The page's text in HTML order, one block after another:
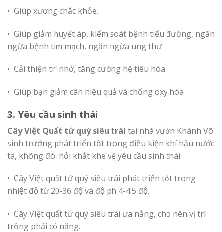
• Giúp xương chắc khỏe.
• Giúp giảm huyết áp, kiểm soát bệnh tiểu đường, ngăn
ngừa bệnh tim mạch, ngăn ngừa ung thư
• Cải thiện trí nhớ, tăng cường hệ tiêu hóa
• Giúp bạn giảm cân hiệu quả và chống oxy hóa
3. Yêu cầu sinh thái
Cây Việt Quất tứ quý siêu trái tại nhà vườn Khánh Võ
sinh trưởng phát triển tốt trong điều kiện khí hậu nước
ta, không đòi hỏi khắt khe về yêu cầu sinh thái.
• Cây Việt quất tứ quý siêu trái phát triển tốt trong
nhiệt độ từ 20-36 độ và độ ph 4-4.5 độ.
• Cây Việt quất tứ quý siêu trái ưa nắng, cho nên vị trí
trồng phải có nắng.